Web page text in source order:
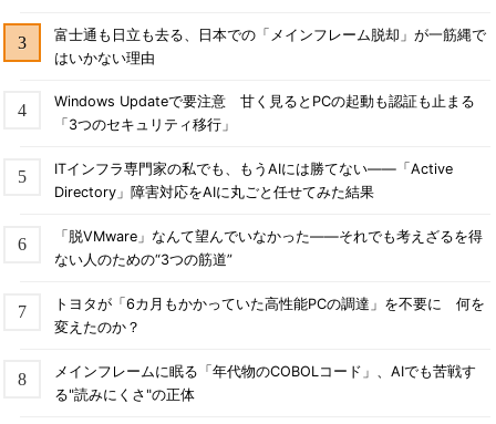
富士通も日立も去る、日本での「メインフレーム脱却」が一筋縄で
はいかない理由
Windows Updateで要注意 甘く見るとPCの起動も認証も止まる
「3つのセキュリティ移行」
ITインフラ専門家の私でも、もうAIには勝てない――「Active
Directory」障害対応をAIに丸ごと任せてみた結果
「脱VMware」なんて望んでいなかった――それでも考えざるを得
ない人のための“3つの筋道”
トヨタが「6カ月もかかっていた高性能PCの調達」を不要に 何を
変えたのか？
メインフレームに眠る「年代物のCOBOLコード」、AIでも苦戦す
る"読みにくさ"の正体